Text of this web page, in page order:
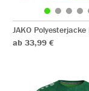
JAKO Polyesterjacke
ab 33,99 €